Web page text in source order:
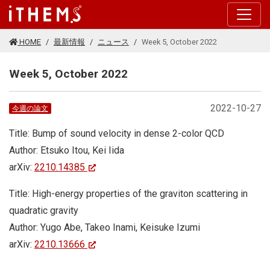
このページの本文に移動する
HOME 最新情報 ニュース Week 5, October 2022
Week 5, October 2022
2022-10-27
今週の論文
Title: Bump of sound velocity in dense 2-color QCD
Author: Etsuko Itou, Kei Iida
arXiv: 2210.14385
Title: High-energy properties of the graviton scattering in
quadratic gravity
Author: Yugo Abe, Takeo Inami, Keisuke Izumi
arXiv: 2210.13666